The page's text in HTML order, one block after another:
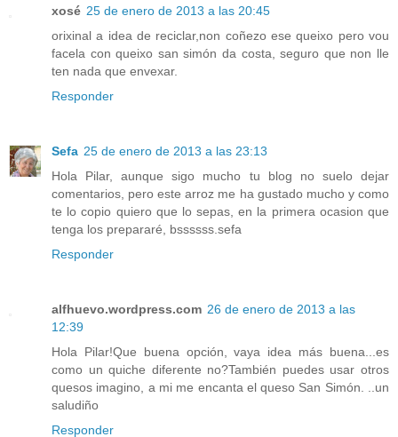
xosé 25 de enero de 2013 a las 20:45
orixinal a idea de reciclar,non coñezo ese queixo pero vou
facela con queixo san simón da costa, seguro que non lle
ten nada que envexar.
Responder
Sefa 25 de enero de 2013 a las 23:13
Hola Pilar, aunque sigo mucho tu blog no suelo dejar
comentarios, pero este arroz me ha gustado mucho y como
te lo copio quiero que lo sepas, en la primera ocasion que
tenga los prepararé, bssssss.sefa
Responder
alfhuevo.wordpress.com 26 de enero de 2013 a las
12:39
Hola Pilar!Que buena opción, vaya idea más buena...es
como un quiche diferente no?También puedes usar otros
quesos imagino, a mi me encanta el queso San Simón. ..un
saludiño
Responder